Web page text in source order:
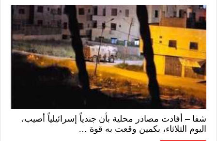
شفا – أفادت مصادر محلية بأن جندياً إسرائيلياً أصيب،
اليوم الثلاثاء، بكمين وقعت به قوة …